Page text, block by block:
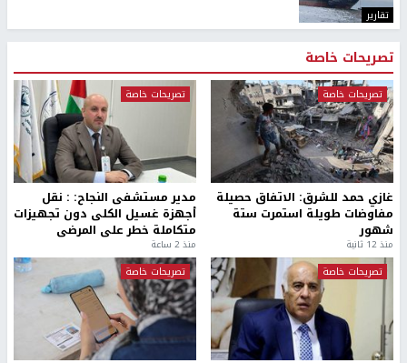
تقارير
تصريحات خاصة
تصريحات خاصة
غازي حمد للشرق: الاتفاق حصيلة
مفاوضات طويلة استمرت ستة
شهور
منذ 12 ثانية
تصريحات خاصة
مدير مستشفى النجاح: : نقل
أجهزة غسيل الكلى دون تجهيزات
متكاملة خطر على المرضى
منذ 2 ساعة
تصريحات خاصة
تصريحات خاصة